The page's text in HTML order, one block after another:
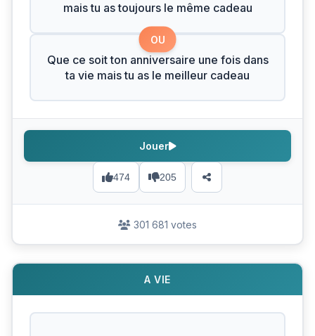
mais tu as toujours le même cadeau
OU
Que ce soit ton anniversaire une fois dans
ta vie mais tu as le meilleur cadeau
474 205
Jouer
301 681 votes
A VIE